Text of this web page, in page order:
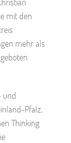
mit den
mehr als
und
Pfalz,
Thinking